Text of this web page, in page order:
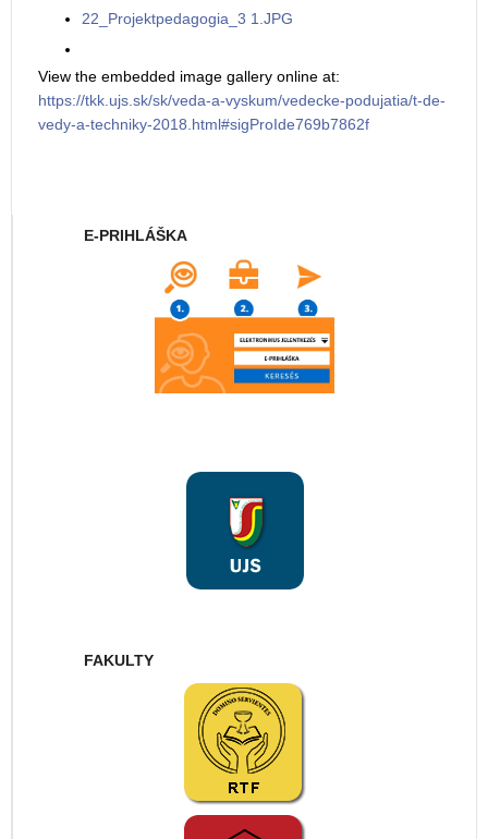
View the embedded image gallery online at:
https://tkk.ujs.sk/sk/veda-a-vyskum/vedecke-podujatia/t-de-
vedy-a-techniky-2018.html#sigProIde769b7862f
E-PRIHLÁŠKA
FAKULTY